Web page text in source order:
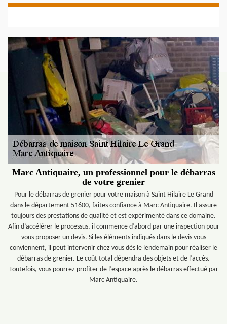
Marc Antiquaire, un professionnel pour le débarras
de votre grenier
Pour le débarras de grenier pour votre maison à Saint Hilaire Le Grand
dans le département 51600, faites confiance à Marc Antiquaire. Il assure
toujours des prestations de qualité et est expérimenté dans ce domaine.
Afin d’accélérer le processus, il commence d’abord par une inspection pour
vous proposer un devis. Si les éléments indiqués dans le devis vous
conviennent, il peut intervenir chez vous dès le lendemain pour réaliser le
débarras de grenier. Le coût total dépendra des objets et de l’accès.
Toutefois, vous pourrez profiter de l’espace après le débarras effectué par
Marc Antiquaire.